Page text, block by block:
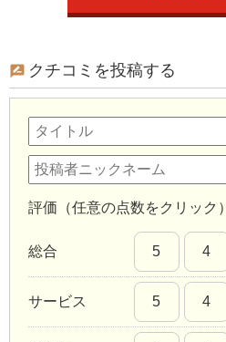
クチコミを投稿する
評価（任意の点数をクリック）
総合 5 4
サービス 5 4